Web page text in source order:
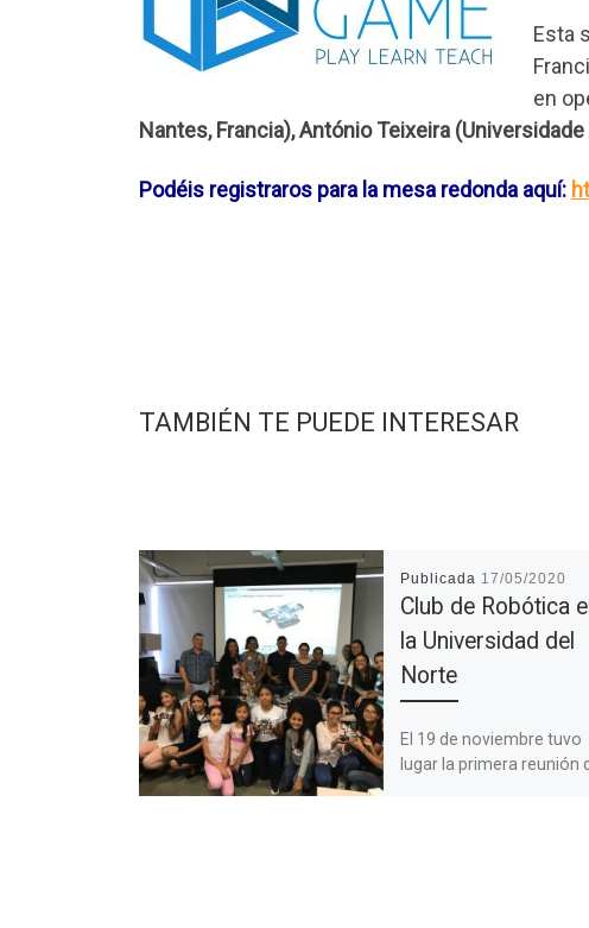
Esta
en
Nantes, Francia), António Teixeira
Podéis registraros para la mesa redonda aquí:
TAMBIÉN TE PUEDE INTERESAR
Publicada 17/05/2020
Club de Robótica
la Universidad del
Norte
El 19 de noviembre tuvo
lugar la primera reunión